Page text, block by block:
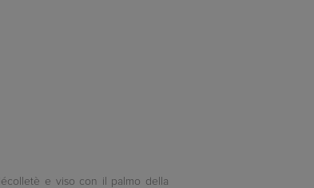
e viso con il palmo della